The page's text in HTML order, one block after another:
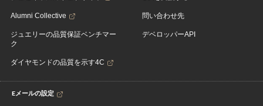
Alumni Collective
ジュエリーの品質保証ベンチマー
ク
ダイヤモンドの品質を示す4C
問い合わせ先
デベロッパーAPI
Eメールの設定